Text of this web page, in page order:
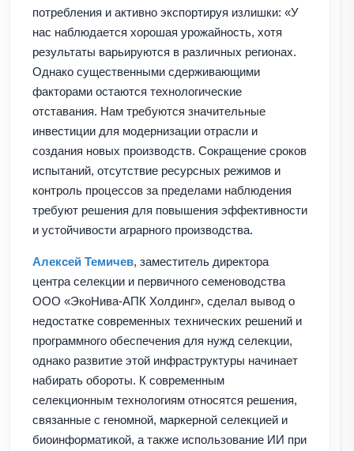
потребления и активно экспортируя излишки: «У
нас наблюдается хорошая урожайность, хотя
результаты варьируются в различных регионах.
Однако существенными сдерживающими
факторами остаются технологические
отставания. Нам требуются значительные
инвестиции для модернизации отрасли и
создания новых производств. Сокращение сроков
испытаний, отсутствие ресурсных режимов и
контроль процессов за пределами наблюдения
требуют решения для повышения эффективности
и устойчивости аграрного производства.
Алексей Темичев, заместитель директора
центра селекции и первичного семеноводства
ООО «ЭкоНива-АПК Холдинг», сделал вывод о
недостатке современных технических решений и
программного обеспечения для нужд селекции,
однако развитие этой инфраструктуры начинает
набирать обороты. К современным
селекционным технологиям относятся решения,
связанные с геномной, маркерной селекцией и
биоинформатикой, а также использование ИИ при